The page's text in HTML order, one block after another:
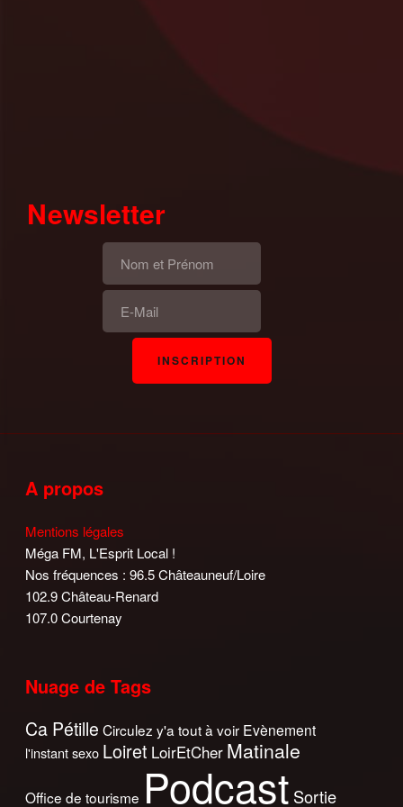
Newsletter
A propos
Mentions légales
Méga FM, L'Esprit Local !
Nos fréquences : 96.5 Châteauneuf/Loire
102.9 Château-Renard
107.0 Courtenay
Nuage de Tags
Ca Pétille Circulez y'a tout à voir Evènement
l'instant sexo Loiret LoirEtCher Matinale
Office de tourisme Podcast Sortie